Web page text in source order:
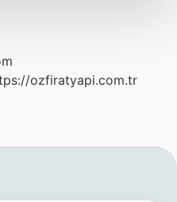
ozfiratyapi.com.tr